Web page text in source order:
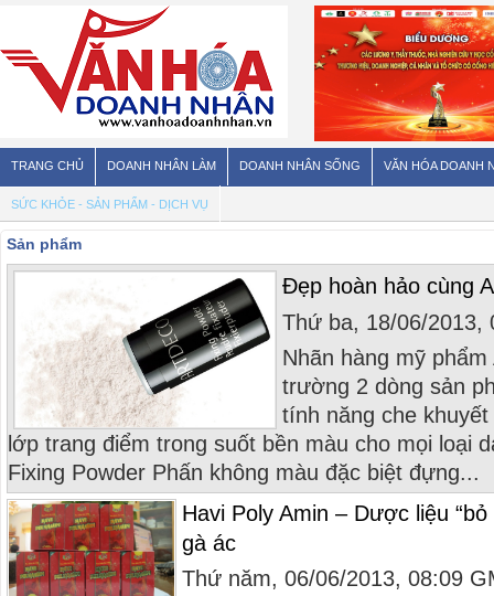
TRANG CHỦ DOANH NHÂN LÀM DOANH NHÂN SỐNG VĂN HÓA DOANH
SỨC KHỎE - SẢN PHẨM - DỊCH VỤ
Sản phẩm
Đẹp hoàn hảo cùng
Thứ ba, 18/06/2013,
Nhãn hàng mỹ
trường 2 dòng sản
tính năng che
lớp trang điểm trong suốt bền màu cho mọi loại
Fixing Powder Phấn không màu đặc biệt đựng...
Havi Poly Amin – Dược liệu
gà ác
Thứ năm, 06/06/2013, 08:09